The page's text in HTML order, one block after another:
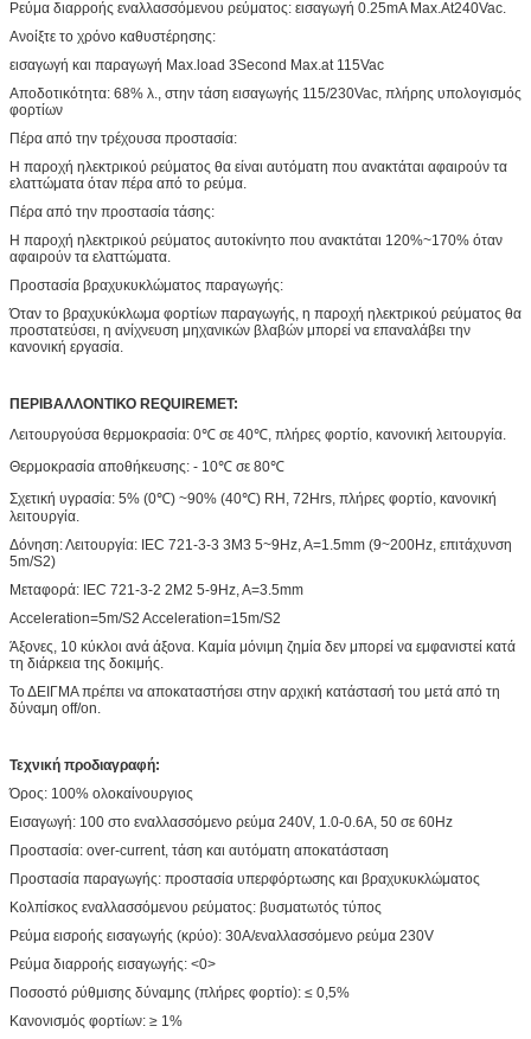
Ρεύμα διαρροής εναλλασσόμενου ρεύματος: εισαγωγή 0.25mA Max.At240Vac.
Ανοίξτε το χρόνο καθυστέρησης:
εισαγωγή και παραγωγή Max.load 3Second Max.at 115Vac
Αποδοτικότητα: 68% λ., στην τάση εισαγωγής 115/230Vac, πλήρης υπολογισμός
φορτίων
Πέρα από την τρέχουσα προστασία:
Η παροχή ηλεκτρικού ρεύματος θα είναι αυτόματη που ανακτάται αφαιρούν τα
ελαττώματα όταν πέρα από το ρεύμα.
Πέρα από την προστασία τάσης:
Η παροχή ηλεκτρικού ρεύματος αυτοκίνητο που ανακτάται 120%~170% όταν
αφαιρούν τα ελαττώματα.
Προστασία βραχυκυκλώματος παραγωγής:
Όταν το βραχυκύκλωμα φορτίων παραγωγής, η παροχή ηλεκτρικού ρεύματος θα
προστατεύσει, η ανίχνευση μηχανικών βλαβών μπορεί να επαναλάβει την
κανονική εργασία.
ΠΕΡΙΒΑΛΛΟΝΤΙΚΟ REQUIREMET:
Λειτουργούσα θερμοκρασία: 0℃ σε 40℃, πλήρες φορτίο, κανονική λειτουργία.
Θερμοκρασία αποθήκευσης: - 10℃ σε 80℃
Σχετική υγρασία: 5% (0℃) ~90% (40℃) RH, 72Hrs, πλήρες φορτίο, κανονική
λειτουργία.
Δόνηση: Λειτουργία: IEC 721-3-3 3M3 5~9Hz, A=1.5mm (9~200Hz, επιτάχυνση
5m/S2)
Μεταφορά: IEC 721-3-2 2M2 5-9Hz, A=3.5mm
Acceleration=5m/S2 Acceleration=15m/S2
Άξονες, 10 κύκλοι ανά άξονα. Καμία μόνιμη ζημία δεν μπορεί να εμφανιστεί κατά
τη διάρκεια της δοκιμής.
Το ΔΕΙΓΜΑ πρέπει να αποκαταστήσει στην αρχική κατάστασή του μετά από τη
δύναμη off/on.
Τεχνική προδιαγραφή:
Όρος: 100% ολοκαίνουργιος
Εισαγωγή: 100 στο εναλλασσόμενο ρεύμα 240V, 1.0-0.6A, 50 σε 60Hz
Προστασία: over-current, τάση και αυτόματη αποκατάσταση
Προστασία παραγωγής: προστασία υπερφόρτωσης και βραχυκυκλώματος
Κολπίσκος εναλλασσόμενου ρεύματος: βυσματωτός τύπος
Ρεύμα εισροής εισαγωγής (κρύο): 30A/εναλλασσόμενο ρεύμα 230V
Ρεύμα διαρροής εισαγωγής: <0>
Ποσοστό ρύθμισης δύναμης (πλήρες φορτίο): ≤ 0,5%
Κανονισμός φορτίων: ≥ 1%